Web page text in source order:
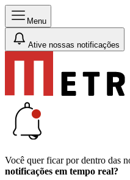
Menu
Ative nossas notificações
Você quer ficar por dentro das
notificações em tempo real?